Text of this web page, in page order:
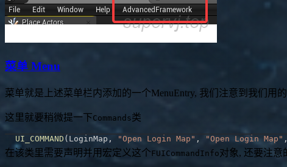
菜单 Menu
菜单就是上述菜单栏内添加的一个MenuEntry, 我们注意到我们用
这里就要稍微提一下Commands类
UI_COMMAND ( LoginMap , "Open Login Map" , "Open Login Map" ,
在该类里需要声明并用宏定义这个FUICommandInfo对象, 还要注意